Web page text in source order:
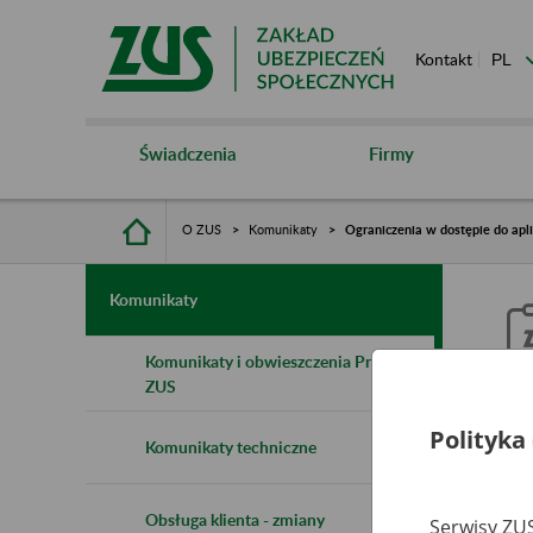
Kontakt
Świadczenia Firmy
O ZUS Komunikaty Ograniczenia w dostępie do
Komunikaty
Komunikaty i obwieszczenia Prezesa
ZUS
Komunikaty techniczne
Obsługa klienta - zmiany
Polityka
Serwisy